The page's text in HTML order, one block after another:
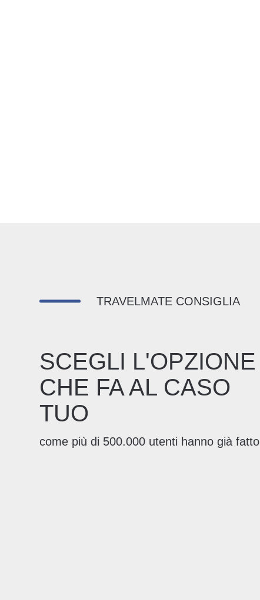
TRAVELMATE CONSIGLIA
SCEGLI L'OPZIONE
CHE FA AL CASO
TUO
come più di 500.000 utenti hanno già fatto